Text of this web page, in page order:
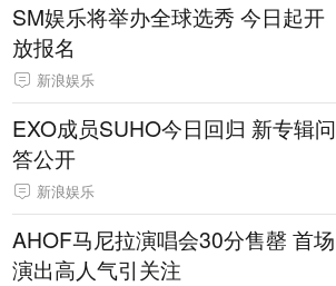
SM娱乐将举办全球选秀 今日起开
放报名
新浪娱乐
EXO成员SUHO今日回归 新专辑问
答公开
新浪娱乐
AHOF马尼拉演唱会30分售罄 首场
演出高人气引关注